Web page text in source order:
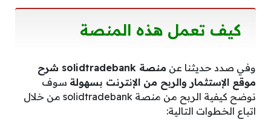
كيف تعمل هذه المنصة
وفي صدد حديثنا عن
منصة solidtradebank شرح
موقع الإستثمار والربح من الإنترنت بسهولة سوف
نوضح كيفية الربح من منصة solidtradebank من خلال
اتباع الخطوات التالية: